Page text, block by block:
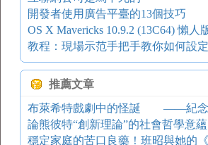
開發者使用廣告平臺的13個技巧
推薦文章
論熊彼特“創新理論”的社會哲學意蘊
穩定家庭的苦口良藥！班昭與她的